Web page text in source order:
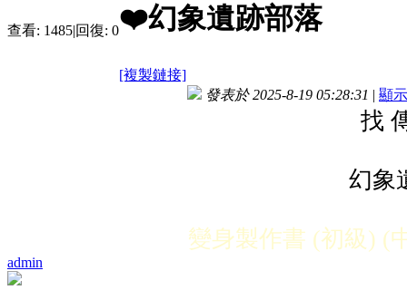
查看: 1485|回復: 0❤️幻象遺跡部落
[複製鏈接]
admin
發表於 2025-8-19 05:28:31 | 顯
找
幻象
變身製作書 (初級) (